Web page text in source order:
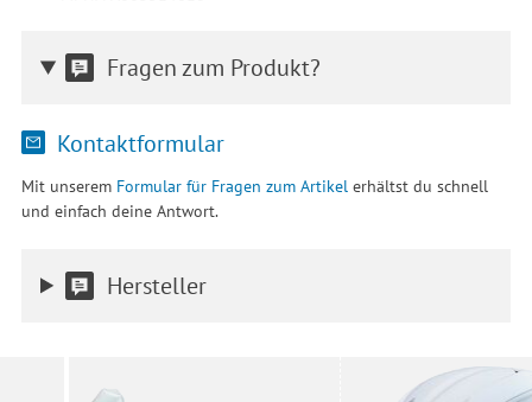
Fragen zum Produkt?
Kontaktformular
Mit unserem Formular für Fragen zum Artikelerhältst du schnell
und einfach deine Antwort.
Hersteller